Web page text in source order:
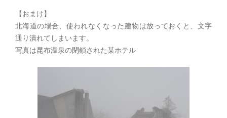
【おまけ】
北海道の場合、使われなくなった建物は放っておくと、文字
通り潰れてしまいます。
写真は昆布温泉の閉鎖された某ホテル